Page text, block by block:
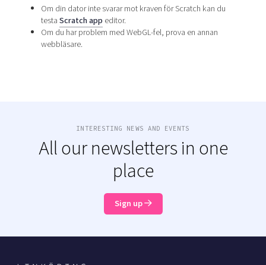
Om din dator inte svarar mot kraven för Scratch kan du
testaScratch appeditor.
Om du har problem med WebGL-fel, prova en annan
webbläsare.
INTERESTING NEWS AND EVENTS
All our newsletters in one
place
Sign up